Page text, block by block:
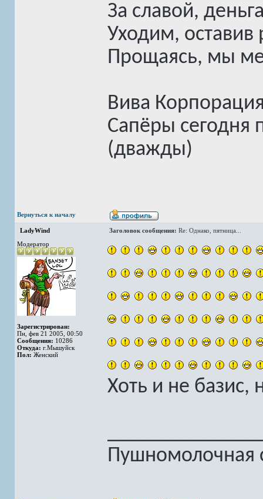
За славой,
Уходим,
Прощаясь, мы
Вива
Сапёры сегодня
(дважды)
Вернуться к началу
LadyWind Заголовок сообщения: Re: Однако, пятница...
Модератор
Зарегистрирован:
Пн, фев 21 2005, 00:50
Сообщения: 10286
Откуда: г.Мышуйск
Пол: Женский
Хоть и не базис,
Пушномолочная